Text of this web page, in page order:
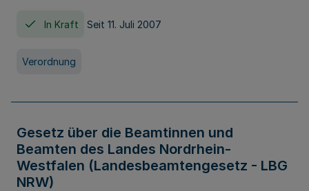
In Kraft Seit 11. Juli 2007
Verordnung
Gesetz über die Beamtinnen und
Beamten des Landes Nordrhein-
Westfalen (Landesbeamtengesetz - LBG
NRW)